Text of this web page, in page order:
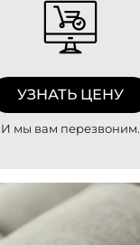
УЗНАТЬ ЦЕНУ
И мы вам перезвоним.